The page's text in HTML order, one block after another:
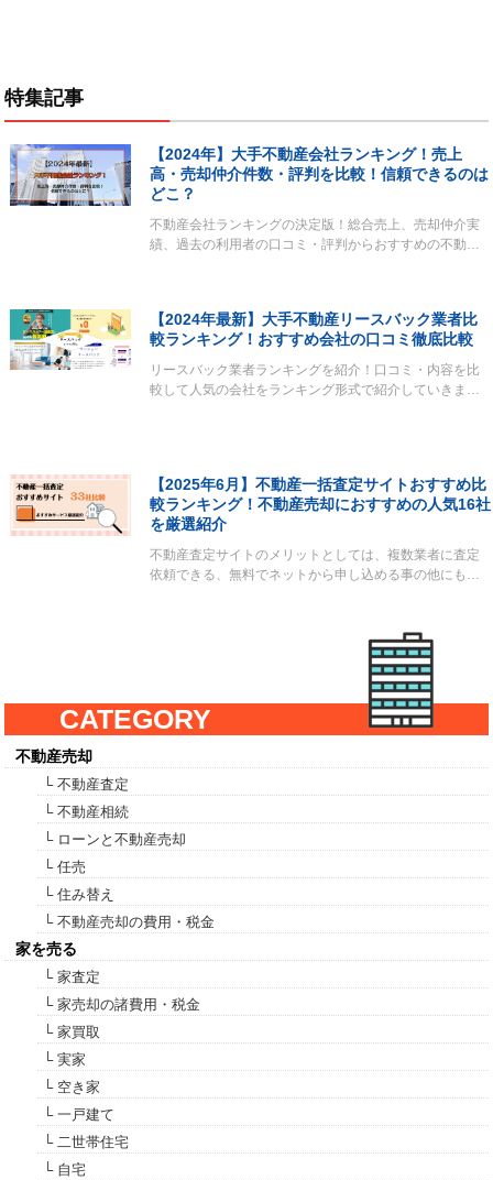
特集記事
【2024年】大手不動産会社ランキング！売上
高・売却仲介件数・評判を比較！信頼できるのは
どこ？
不動産会社ランキングの決定版！総合売上、売却仲介実
績、過去の利用者の口コミ・評判からおすすめの不動…
【2024年最新】大手不動産リースバック業者比
較ランキング！おすすめ会社の口コミ徹底比較
リースバック業者ランキングを紹介！口コミ・内容を比
較して人気の会社をランキング形式で紹介していきま…
【2025年6月】不動産一括査定サイトおすすめ比
較ランキング！不動産売却におすすめの人気16社
を厳選紹介
不動産査定サイトのメリットとしては、複数業者に査定
依頼できる、無料でネットから申し込める事の他にも…
CATEGORY
不動産売却
└ 不動産査定
└ 不動産相続
└ ローンと不動産売却
└ 任売
└ 住み替え
└ 不動産売却の費用・税金
家を売る
└ 家査定
└ 家売却の諸費用・税金
└ 家買取
└ 実家
└ 空き家
└ 一戸建て
└ 二世帯住宅
└ 自宅